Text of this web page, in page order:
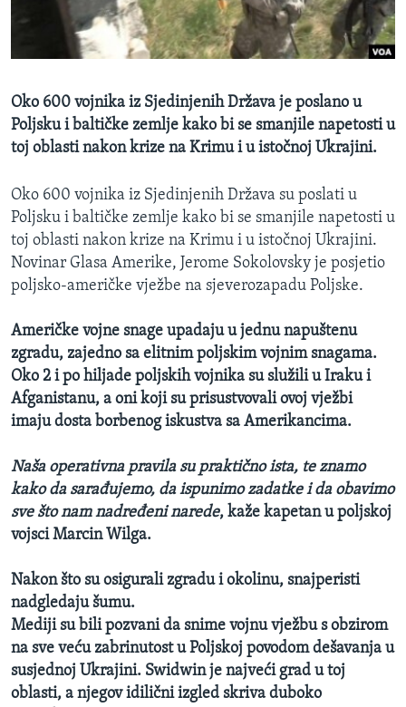
MAGAZIN
O GLASU AMERIKE
Learning English
PRATITE NAS
Jezici
Oko 600 vojnika iz Sjedinjenih Država je poslano u
Poljsku i baltičke zemlje kako bi se smanjile napetosti u
toj oblasti nakon krize na Krimu i u istočnoj Ukrajini.
Oko 600 vojnika iz Sjedinjenih Država su poslati u
Poljsku i baltičke zemlje kako bi se smanjile napetosti u
toj oblasti nakon krize na Krimu i u istočnoj Ukrajini.
Novinar Glasa Amerike, Jerome Sokolovsky je posjetio
poljsko-američke vježbe na sjeverozapadu Poljske.
Američke vojne snage upadaju u jednu napuštenu
zgradu, zajedno sa elitnim poljskim vojnim snagama.
Oko 2 i po hiljade poljskih vojnika su služili u Iraku i
Afganistanu, a oni koji su prisustvovali ovoj vježbi
imaju dosta borbenog iskustva sa Amerikancima.
Naša operativna pravila su praktično ista, te znamo
kako da sarađujemo, da ispunimo zadatke i da obavimo
sve što nam nadređeni narede, kaže kapetan u poljskoj
vojsci Marcin Wilga.
Nakon što su osigurali zgradu i okolinu, snajperisti
nadgledaju šumu.
Mediji su bili pozvani da snime vojnu vježbu s obzirom
na sve veću zabrinutost u Poljskoj povodom dešavanja u
susjednoj Ukrajini. Swidwin je najveći grad u toj
oblasti, a njegov idilični izgled skriva duboko